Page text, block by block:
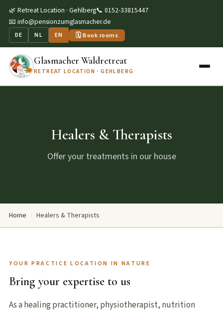
🌿 Retreat Location · Gehlberg📞 0152-33815447
📧 info@pensionzumglasmacher.de
DE NL EN 🗓 Book rooms
Glasmacher Waldretreat
RETREAT LOCATION · GEHLBERG
Healers & Therapists
Offer your treatments in our house
Home › Healers & Therapists
YOUR PRACTICE LOCATION IN NATURE
Bring your expertise to us
As a healing practitioner, physiotherapist, nutrition